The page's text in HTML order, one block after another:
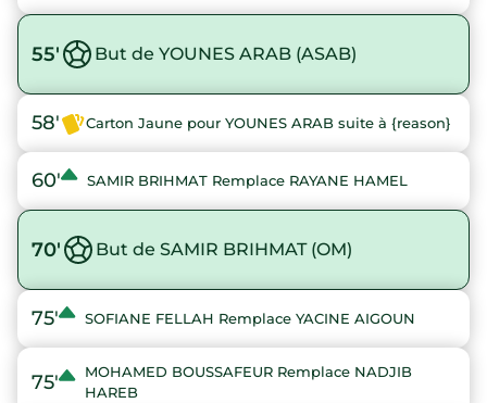
55' But de YOUNES ARAB (ASAB)
58' Carton Jaune pour YOUNES ARAB suite à {reason}
60' SAMIR BRIHMAT Remplace RAYANE HAMEL
70' But de SAMIR BRIHMAT (OM)
75' SOFIANE FELLAH Remplace YACINE AIGOUN
75'
MOHAMED BOUSSAFEUR Remplace NADJIB
HAREB